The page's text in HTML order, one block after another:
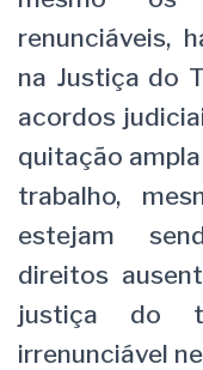
renunciáveis,
na Justiça do
acordos
quitação
trabalho,
estejam
direitos
justiça do
irrenunciável